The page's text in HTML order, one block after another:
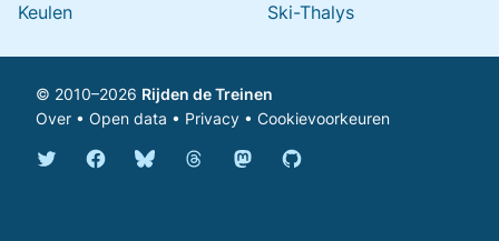
Keulen
Ski-Thalys
© 2010–2026 Rijden de Treinen
Over • Open data • Privacy • Cookievoorkeuren